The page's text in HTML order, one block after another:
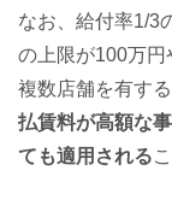
なお、給付率1/3
の上限が100万円
複数店舗を有す
払賃料が高額な
ても適用される